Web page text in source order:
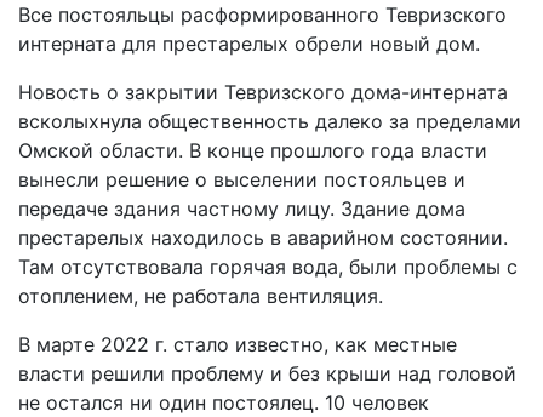
Все постояльцы расформированного Тевризского
интерната для престарелых обрели новый дом.
Новость о закрытии Тевризского дома-интерната
всколыхнула общественность далеко за пределами
Омской области. В конце прошлого года власти
вынесли решение о выселении постояльцев и
передаче здания частному лицу. Здание дома
престарелых находилось в аварийном состоянии.
Там отсутствовала горячая вода, были проблемы с
отоплением, не работала вентиляция.
В марте 2022 г. стало известно, как местные
власти решили проблему и без крыши над головой
не остался ни один постоялец. 10 человек